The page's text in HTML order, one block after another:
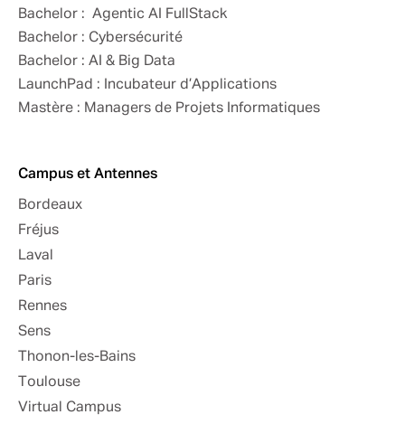
Bachelor : Agentic AI FullStack
Bachelor : Cybersécurité
Bachelor : AI & Big Data
LaunchPad : Incubateur d’Applications
Mastère : Managers de Projets Informatiques
Campus et Antennes
Bordeaux
Fréjus
Laval
Paris
Rennes
Sens
Thonon-les-Bains
Toulouse
Virtual Campus